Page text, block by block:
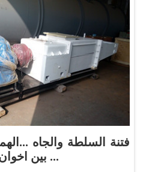
فتنة السلطة والجاه
بين اخوان المؤتمر ...